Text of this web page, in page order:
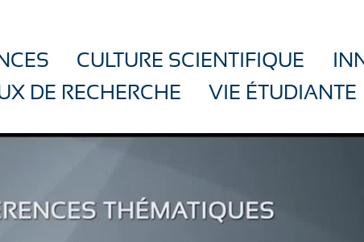
CULTURE SCIENTIFIQUE
DE RECHERCHE
VIE ÉTUDIANTE